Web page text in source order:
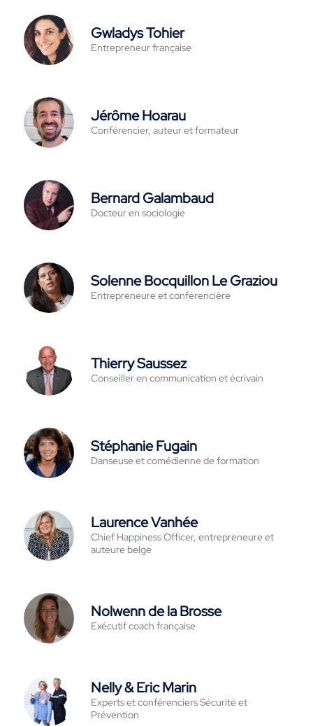
Gwladys Tohier
Entrepreneur française
Jérôme Hoarau
Conférencier, auteur et formateur
Bernard Galambaud
Docteur en sociologie
Solenne Bocquillon Le Graziou
Entrepreneure et conférencière
Thierry Saussez
Conseiller en communication et écrivain
Stéphanie Fugain
Danseuse et comédienne de formation
Laurence Vanhée
Chief Happiness Officer, entrepreneure et
auteure belge
Nolwenn de la Brosse
Exécutif coach française
Nelly & Eric Marin
Experts et conférenciers Sécurité et
Prévention